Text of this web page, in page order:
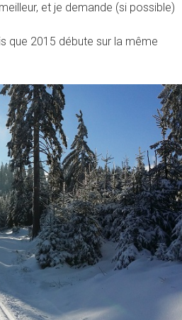
et je demande (si possible)
que 2015 débute sur la même